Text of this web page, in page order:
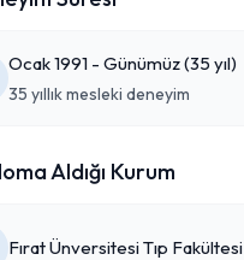
Ocak 1991 - Günümüz (35 yıl)
35 yıllık mesleki deneyim
Aldığı Kurum
Fırat Ünversitesi Tıp Fakültesi